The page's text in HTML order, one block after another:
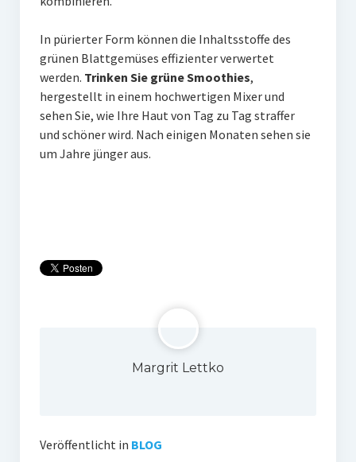
In pürierter Form können die Inhaltsstoffe des
grünen Blattgemüses effizienter verwertet
werden. Trinken Sie grüne Smoothies,
hergestellt in einem hochwertigen Mixer und
sehen Sie, wie Ihre Haut von Tag zu Tag straffer
und schöner wird. Nach einigen Monaten sehen sie
um Jahre jünger aus.
Margrit Lettko
Veröffentlicht in BLOG